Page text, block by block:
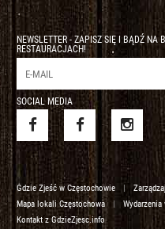
NEWSLETTER - ZAPISZ SIĘ I BĄDŹ NA
RESTAURACJACH!
SOCIAL MEDIA
Gdzie Zjeść w Częstochowie |
Mapa lokali Częstochowa
|
Kontakt z GdzieZjesc.info